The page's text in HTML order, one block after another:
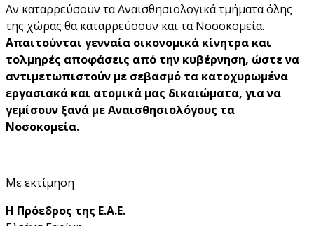
Αν καταρρεύσουν τα Αναισθησιολογικά τμήματα όλης
της χώρας θα καταρρεύσουν και τα Νοσοκομεία.
Απαιτούνται γενναία οικονομικά κίνητρα και
τολμηρές αποφάσεις από την κυβέρνηση, ώστε να
αντιμετωπιστούν με σεβασμό τα κατοχυρωμένα
εργασιακά και ατομικά μας δικαιώματα, για να
γεμίσουν ξανά με Αναισθησιολόγους τα
Νοσοκομεία.
Με εκτίμηση
Η Πρόεδρος της Ε.Α.Ε.